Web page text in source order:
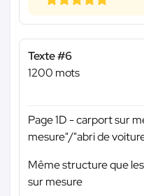
Texte #6
1200 mots
Page 1D - carport sur
mesure"/"abri de
Même structure que
sur mesure